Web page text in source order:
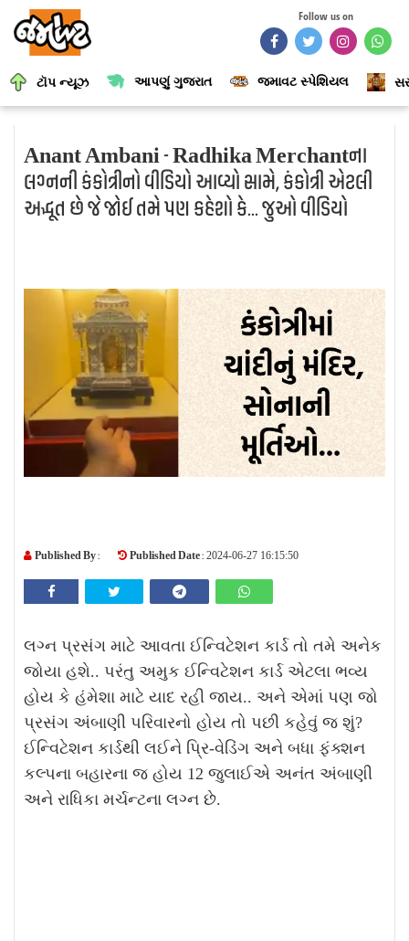
Follow us on
ટૉપ ન્યૂઝ આપણું ગુજરાત જમાવટ સ્પેશિયલ
Anant Ambani - Radhika Merchantના
લગ્નની કંકોત્રીનો વીડિયો આવ્યો સામે, કંકોત્રી એટલી
અદ્ભૂત છે જે જોઈ તમે પણ કહેશો કે... જુઓ વીડિયો
Published By : Published Date : 2024-06-27 16:15:50
લગ્ન પ્રસંગ માટે આવતા ઈન્વિટેશન કાર્ડ તો તમે અનેક
જોયા હશે.. પરંતુ અમુક ઈન્વિટેશન કાર્ડ એટલા ભવ્ય
હોય કે હંમેશા માટે યાદ રહી જાય.. અને એમાં પણ જો
પ્રસંગ અંબાણી પરિવારનો હોય તો પછી કહેવું જ શું?
ઈન્વિટેશન કાર્ડથી લઈને પ્રિ-વેડિંગ અને બધા ફંક્શન
કલ્પના બહારના જ હોય 12 જુલાઈએ અનંત અંબાણી
અને રાધિકા મર્ચન્ટના લગ્ન છે.